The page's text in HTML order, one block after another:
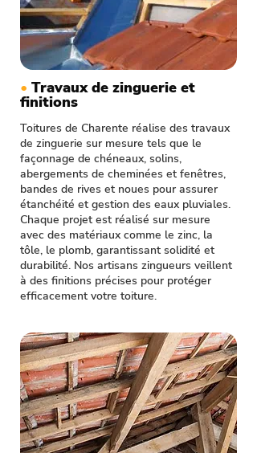
• Travaux de zinguerie et
finitions
Toitures de Charente réalise des travaux
de zinguerie sur mesure tels que le
façonnage de chéneaux, solins,
abergements de cheminées et fenêtres,
bandes de rives et noues pour assurer
étanchéité et gestion des eaux pluviales.
Chaque projet est réalisé sur mesure
avec des matériaux comme le zinc, la
tôle, le plomb, garantissant solidité et
durabilité. Nos artisans zingueurs veillent
à des finitions précises pour protéger
efficacement votre toiture.